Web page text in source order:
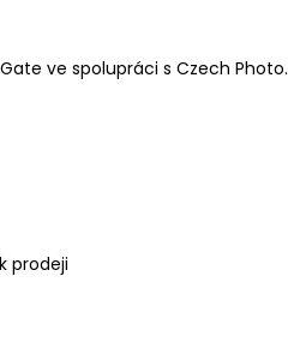
ve spolupráci s Czech Photo.
prodeji